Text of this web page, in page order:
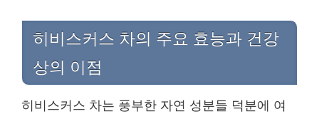
히비스커스 차의 주요 효능과 건강
상의 이점
히비스커스 차는 풍부한 자연 성분들 덕분에 여